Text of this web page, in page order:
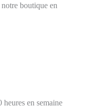
boutique en
heures en semaine